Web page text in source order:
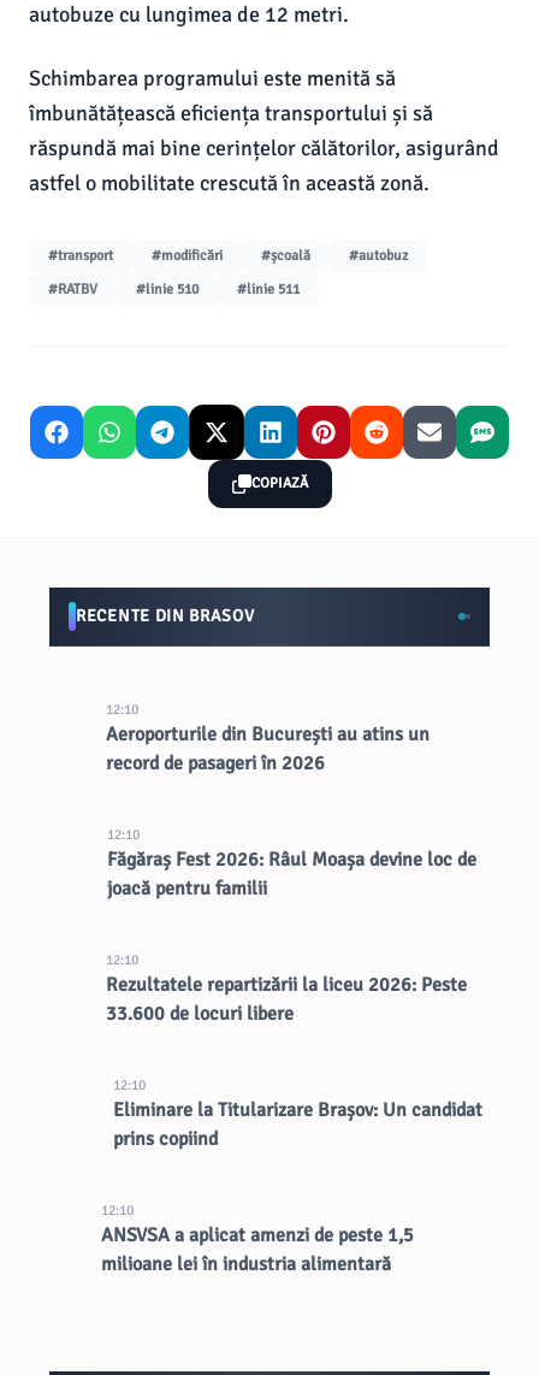
autobuze cu lungimea de 12 metri.
Schimbarea programului este menită să
îmbunătățească eficiența transportului și să
răspundă mai bine cerințelor călătorilor, asigurând
astfel o mobilitate crescută în această zonă.
#transport #modificări #școală
#autobuz
#RATBV
#linie 510 #linie 511
COPIAZĂ
RECENTE DIN BRASOV
12:10
Aeroporturile din București au atins un
record de pasageri în 2026
12:10
Făgăraș Fest 2026: Râul Moașa devine loc de
joacă pentru familii
12:10
Rezultatele repartizării la liceu 2026: Peste
33.600 de locuri libere
12:10
Eliminare la Titularizare Brașov: Un candidat
prins copiind
12:10
ANSVSA a aplicat amenzi de peste 1,5
milioane lei în industria alimentară